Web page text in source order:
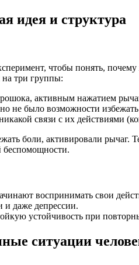
идея и структура
чтобы понять,
на три группы:
активным нажатием
не было возможности избежать
связи с их действиями
боли, активировали рычаг.
беспомощности.
воспринимать свои
и даже депрессии.
устойчивость при
ситуации